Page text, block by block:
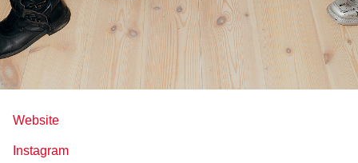
Website
Instagram